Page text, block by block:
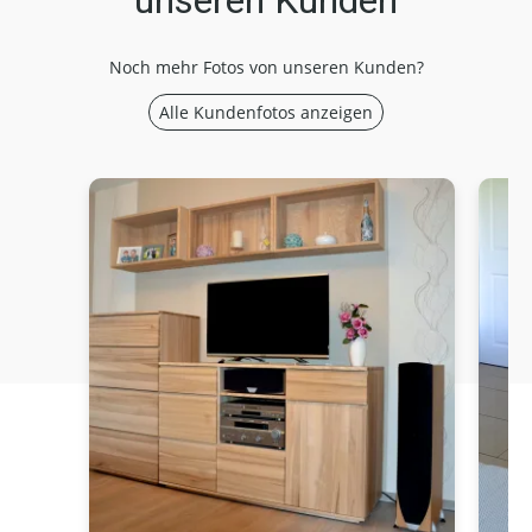
Noch mehr Fotos von unseren Kunden?
Alle Kundenfotos anzeigen